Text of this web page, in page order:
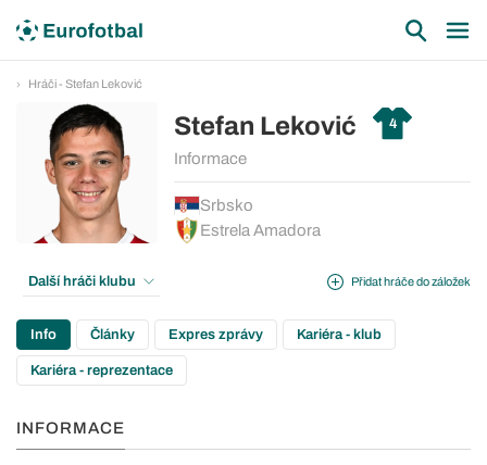
Hráči - Stefan Leković
Stefan Leković 4
Informace
Srbsko
Estrela Amadora
Přidat hráče do záložek
Další hráči klubu
Info Články Expres zprávy Kariéra - klub
Kariéra - reprezentace
INFORMACE